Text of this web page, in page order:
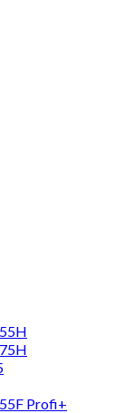
Profi+